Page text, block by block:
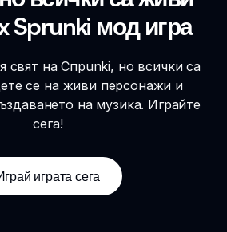
Sprunki мод игра
свят на Спрunki, но всички са
се на живи персонажи и
на музика. Играйте
сега!
играта сега